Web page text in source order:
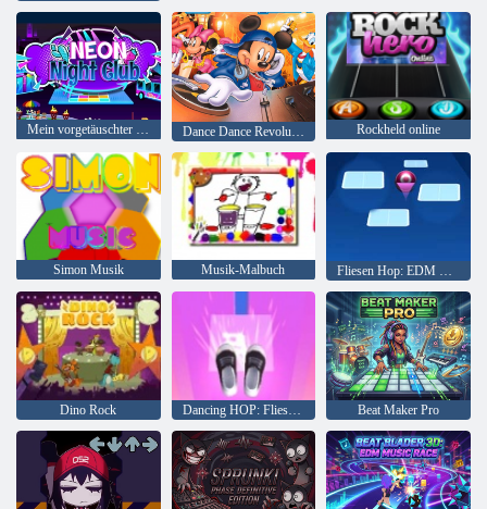
Mein vorgetäuschter Neon-Nachtclub Rockheld online
Simon Musik Musik-Malbuch Fliesen Hop: EDM Rush!
Dino Rock Dancing HOP: Fliesen Ball EDM Rush Beat Maker Pro